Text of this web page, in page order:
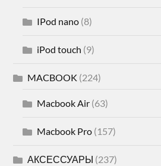
IPod nano (8)
iPod touch (9)
MACBOOK (224)
Macbook Air (63)
Macbook Pro (157)
АКСЕССУАРЫ (237)